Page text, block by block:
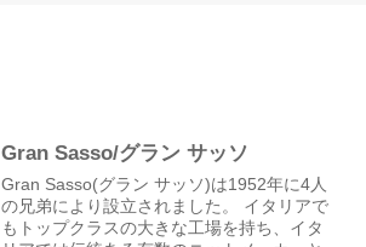
Gran Sasso/グラン サッソ
Gran Sasso(グラン サッソ)は1952年に4人
の兄弟により設立されました。 イタリアで
もトップクラスの大きな工場を持ち、イタ